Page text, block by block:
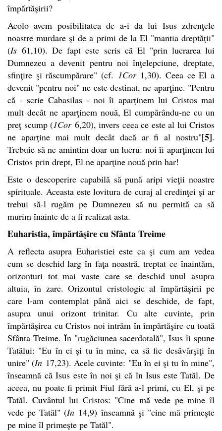
împărtăşirii?
Acolo avem posibilitatea de a-i da lui Isus zdrenţele
noastre murdare şi de a primi de la El "mantia dreptăţii"
(Is 61,10). De fapt este scris că El "prin lucrarea lui
Dumnezeu a devenit pentru noi înţelepciune, dreptate,
sfinţire şi răscumpărare" (cf. 1Cor1,30).Ceea ce El a
devenit "pentru noi" ne este destinat, ne aparţine. "Pentru
că - scrie Cabasilas - noi îi aparţinem lui Cristos mai
mult decât ne aparţinem nouă, El cumpărându-ne cu un
preţ scump (1Cor6,20), invers ceea ce este al lui Cristos
ne aparţine mai mult decât dacă ar fi al nostru"[5].
Trebuie să ne amintim doar un lucru: noi îi aparţinem lui
Cristos prin drept, El ne aparţine nouă prin har!
Este o descoperire capabilă să pună aripi vieţii noastre
spirituale. Aceasta este lovitura de curaj al credinţei şi ar
trebui să-l rugăm pe Dumnezeu să nu permită ca să
murim înainte de a fi realizat asta.
Euharistia, împărtăşire cu Sfânta Treime
A reflecta asupra Euharistiei este ca şi cum am vedea
cum se deschid larg în faţa noastră, treptat ce înaintăm,
orizonturi tot mai vaste care se deschid unul asupra
altuia, în zare. Orizontul cristologic al împărtăşirii pe
care l-am contemplat până aici se deschide, de fapt,
asupra unui orizont trinitar. Cu alte cuvinte, prin
împărtăşirea cu Cristos noi intrăm în împărtăşire cu toată
Sfânta Treime. În "rugăciunea sacerdotală", Isus îi spune
Tatălui: "Eu în ei şi tu în mine, ca să fie desăvârşiţi în
unire" (In 17,23). Acele cuvinte: "Eu în ei şi tu în mine",
înseamnă că Isus este în noi şi că în Isus este Tatăl. De
aceea, nu poate fi primit Fiul fără a-l primi, cu El, şi pe
Tatăl. Cuvântul lui Cristos: "Cine mă vede pe mine îl
vede pe Tatăl" (In 14,9) înseamnă şi "cine mă primeşte
pe mine îl primeşte pe Tatăl".